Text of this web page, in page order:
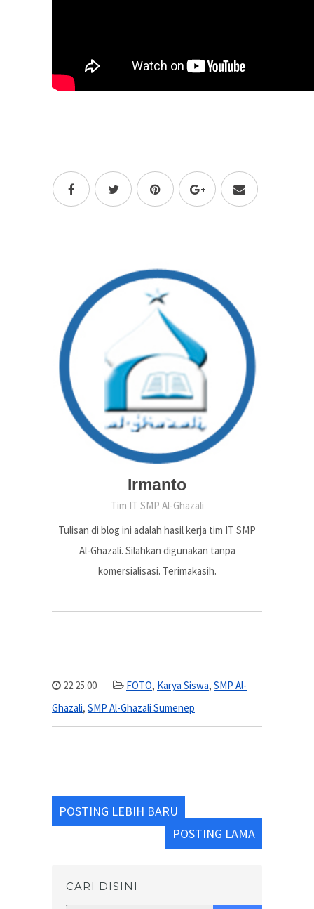
Irmanto
Tim IT SMP Al-Ghazali
Tulisan di blog ini adalah hasil kerja tim IT SMP
Al-Ghazali. Silahkan digunakan tanpa
komersialisasi. Terimakasih.
22.25.00 FOTO, Karya Siswa, SMP Al-
Ghazali, SMP Al-Ghazali Sumenep
POSTING LEBIH BARU
POSTING LAMA
CARI DISINI